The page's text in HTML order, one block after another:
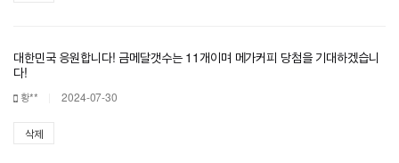
대한민국 응원합니다! 금메달갯수는 11개이며 메가커피 당첨을 기대하겠습니
다!
황** 2024-07-30
삭제